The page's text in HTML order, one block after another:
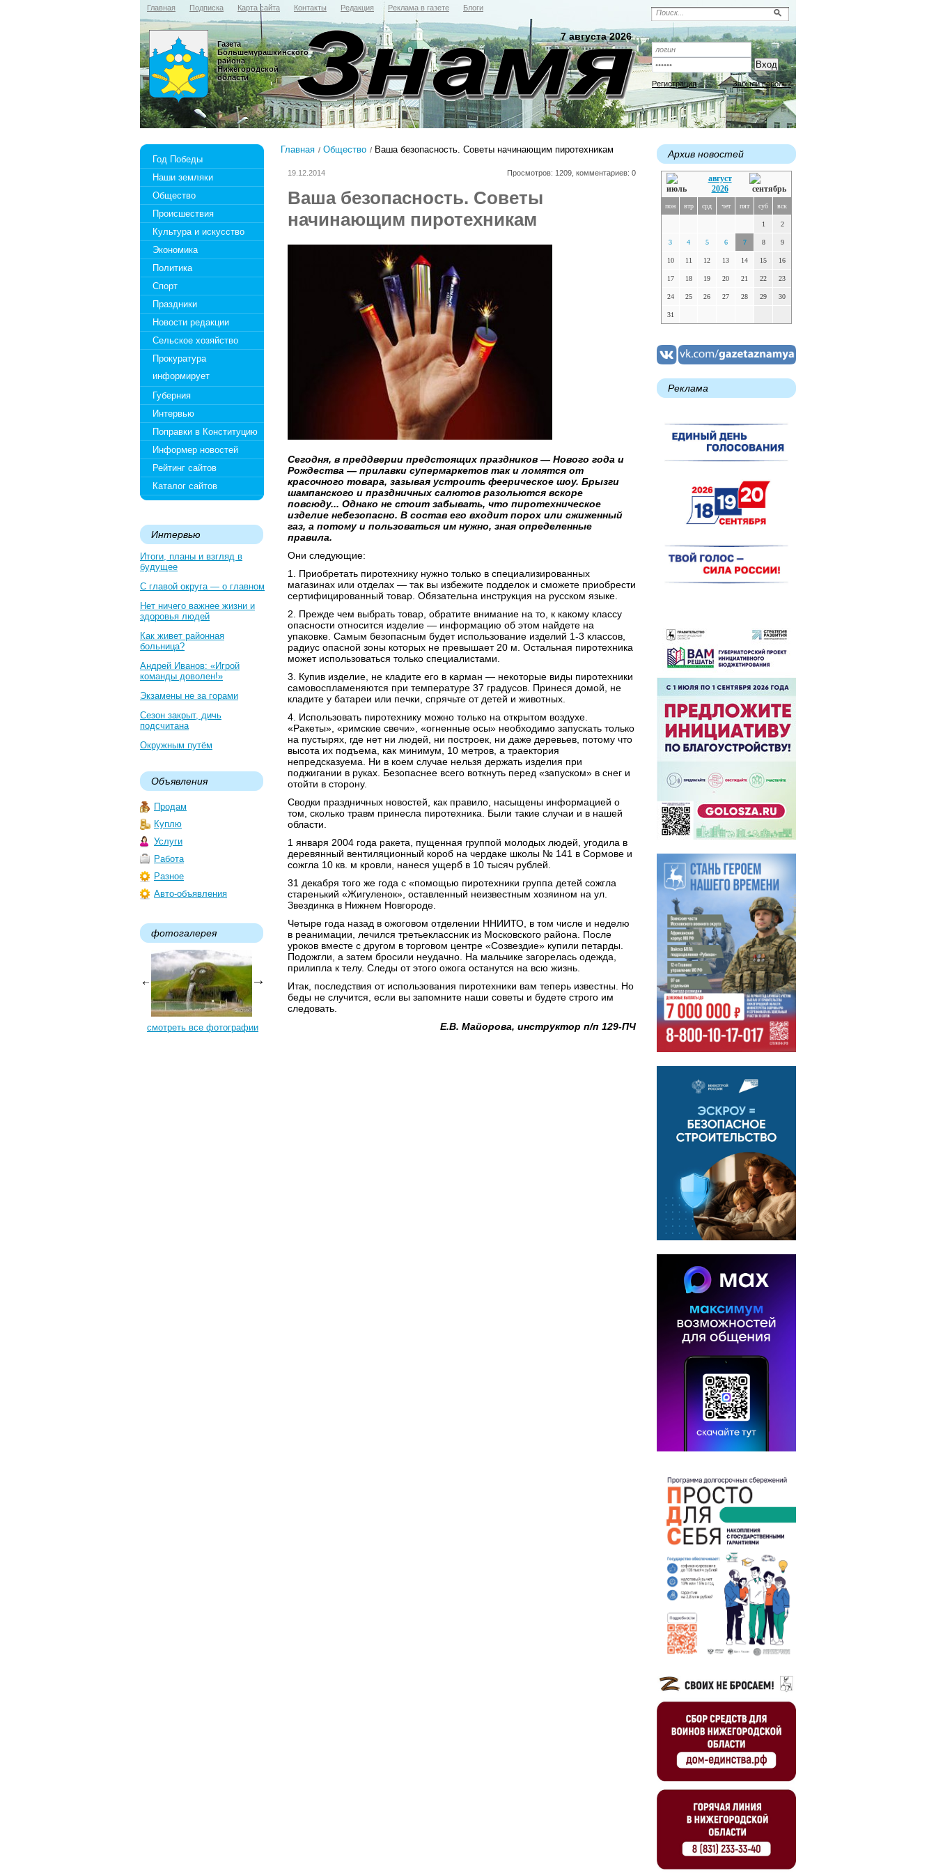
Главная Подписка Карта сайта Контакты Редакция Реклама в газете Блоги
Регистрация Забыли пароль?
7 августа 2026
Газета
Большемурашкинского
района
Нижегородской
области
Год Победы
Наши земляки
Общество
Происшествия
Культура и искусство
Экономика
Политика
Спорт
Праздники
Новости редакции
Сельское хозяйство
Прокуратура
информирует
Губерния
Интервью
Поправки в Конституцию
Информер новостей
Рейтинг сайтов
Каталог сайтов
Интервью
Итоги, планы и взгляд в
будущее
С главой округа — о главном
Нет ничего важнее жизни и
здоровья людей
Как живет районная
больница?
Андрей Иванов: «Игрой
команды доволен!»
Экзамены не за горами
Сезон закрыт, дичь
подсчитана
Окружным путём
Объявления
Продам
Куплю
Услуги
Работа
Разное
Авто-объявления
фотогалерея
смотреть все фотографии
Главная Общество Ваша безопасность. Советы начинающим пиротехникам
19.12.2014 Просмотров: 1209, комментариев: 0
Ваша безопасность. Советы
начинающим пиротехникам
Сегодня, в преддверии предстоящих праздников — Нового года и
Рождества — прилавки супермаркетов так и ломятся от
красочного товара, зазывая устроить феерическое шоу. Брызги
шампанского и праздничных салютов разольются вскоре
повсюду... Однако не стоит забывать, что пиротехническое
изделие небезопасно. В состав его входит порох или сжиженный
газ, а потому и пользоваться им нужно, зная определенные
правила.
Они следующие:
1. Приобретать пиротехнику нужно только в специализированных
магазинах или отделах — так вы избежите подделок и сможете приобрести
сертифицированный товар. Обязательна инструкция на русском языке.
2. Прежде чем выбрать товар, обратите внимание на то, к какому классу
опасности относится изделие — информацию об этом найдете на
упаковке. Самым безопасным будет использование изделий 1-3 классов,
радиус опасной зоны которых не превышает 20 м. Остальная пиротехника
может использоваться только специалистами.
3. Купив изделие, не кладите его в карман — некоторые виды пиротехники
самовоспламеняются при температуре 37 градусов. Принеся домой, не
кладите у батареи или печки, спрячьте от детей и животных.
4. Использовать пиротехнику можно только на открытом воздухе.
«Ракеты», «римские свечи», «огненные осы» необходимо запускать только
на пустырях, где нет ни людей, ни построек, ни даже деревьев, потому что
высота их подъема, как минимум, 10 метров, а траектория
непредсказуема. Ни в коем случае нельзя держать изделия при
поджигании в руках. Безопаснее всего воткнуть перед «запуском» в снег и
отойти в сторону.
Сводки праздничных новостей, как правило, насыщены информацией о
том, сколько травм принесла пиротехника. Были такие случаи и в нашей
области.
1 января 2004 года ракета, пущенная группой молодых людей, угодила в
деревянный вентиляционный короб на чердаке школы № 141 в Сормове и
сожгла 10 кв. м кровли, нанеся ущерб в 10 тысяч рублей.
31 декабря того же года с «помощью пиротехники группа детей сожгла
старенький «Жигуленок», оставленный неизвестным хозяином на ул.
Звездинка в Нижнем Новгороде.
Четыре года назад в ожоговом отделении ННИИТО, в том числе и неделю
в реанимации, лечился третьеклассник из Московского района. После
уроков вместе с другом в торговом центре «Созвездие» купили петарды.
Подожгли, а затем бросили неудачно. На мальчике загорелась одежда,
прилипла к телу. Следы от этого ожога останутся на всю жизнь.
Итак, последствия от использования пиротехники вам теперь известны. Но
беды не случится, если вы запомните наши советы и будете строго им
следовать.
Е.В. Майорова, инструктор п/п 129-ПЧ
Архив новостей
август
2026
пон втр срд чет пят суб вск
1 2
3 4 5 6 7 8 9
10 11 12 13 14 15 16
17 18 19 20 21 22 23
24 25 26 27 28 29 30
31
Реклама